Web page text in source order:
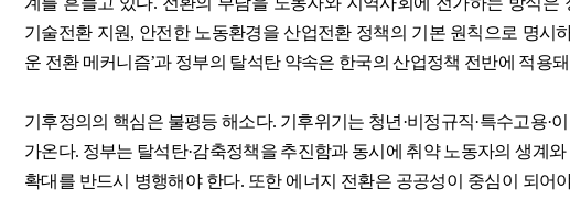
기술전환 지원, 안전한 노동환경을 산업전환 정책의 기본 원칙으로 명시
운 전환 메커니즘’과 정부의 탈석탄 약속은 한국의 산업정책 전반에 적용
기후정의의 핵심은 불평등 해소다. 기후위기는 청년 ·비정규직·특수고용·
가온다. 정부는 탈석탄·감축정책을 추진함과 동시에 취약 노동자의 생계
확대를 반드시 병행해야 한다. 또한 에너지 전환은 공공성이 중심이 되어